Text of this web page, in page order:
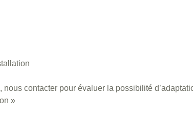
contacter pour évaluer la possibilité
»